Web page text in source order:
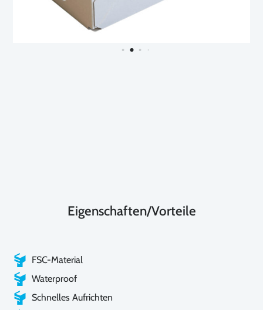
Eigenschaften/Vorteile
FSC-Material
Waterproof
Schnelles Aufrichten